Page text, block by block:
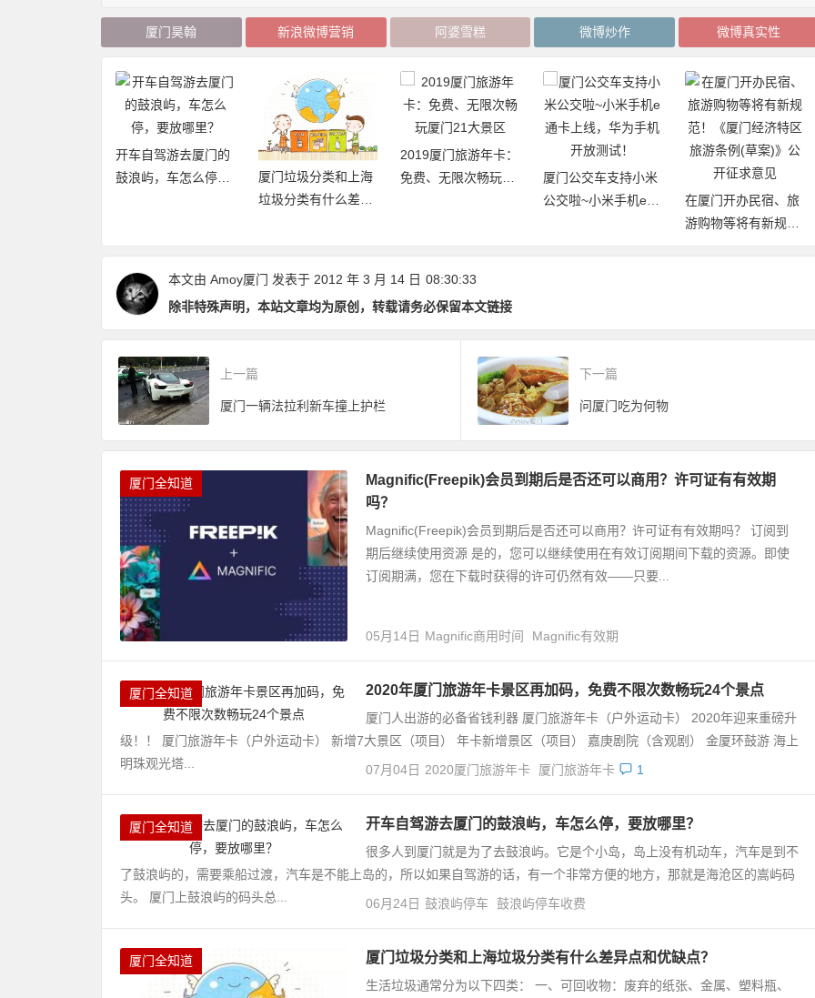
厦门昊翰 新浪微博营销 阿婆雪糕 微博炒作 微博真实性
开车自驾游去厦门的
鼓浪屿，车怎么停，
厦门垃圾分类和上海
垃圾分类有什么差异
2019厦门旅游年卡：
免费、无限次畅玩厦
厦门公交车支持小米
公交啦~小米手机e通
放测试！
在厦门开办民宿、旅
游购物等将有新规
范！《厦门经济特区
本文由 Amoy厦门 发表于 2012 年 3 月 14 日 08:30:33
除非特殊声明，本站文章均为原创，转载请务必保留本文链接
上一篇
厦门一辆法拉利新车撞上护栏
下一篇
问厦门吃为何物
厦门全知道
Magnific(Freepik)会员到期后是否还可以商用？许可证有有效期
吗？
Magnific(Freepik)会员到期后是否还可以商用？许可证有有效期吗？ 订阅到
期后继续使用资源 是的，您可以继续使用在有效订阅期间下载的资源。即使
订阅期满，您在下载时获得的许可仍然有效——只要...
05月14日 Magnific商用时间 Magnific有效期
厦门全知道 2020年厦门旅游年卡景区再加码，免费不限次数畅玩24个景点
厦门人出游的必备省钱利器 厦门旅游年卡（户外运动卡） 2020年迎来重磅升
级！！ 厦门旅游年卡（户外运动卡） 新增7大景区（项目） 年卡新增景区（项目） 嘉庚剧院（含观剧） 金厦环鼓游 海上
明珠观光塔...
07月04日 2020厦门旅游年卡 厦门旅游年卡 1
厦门全知道 开车自驾游去厦门的鼓浪屿，车怎么停，要放哪里？
很多人到厦门就是为了去鼓浪屿。它是个小岛，岛上没有机动车，汽车是到不
了鼓浪屿的，需要乘船过渡，汽车是不能上岛的，所以如果自驾游的话，有一个非常方便的地方，那就是海沧区的嵩屿码
头。 厦门上鼓浪屿的码头总...
06月24日 鼓浪屿停车 鼓浪屿停车收费
厦门全知道 厦门垃圾分类和上海垃圾分类有什么差异点和优缺点？
生活垃圾通常分为以下四类： 一、可回收物：废弃的纸张、金属、塑料瓶、